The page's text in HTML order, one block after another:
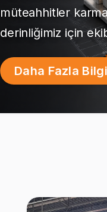
müteahhitler
derinliğimiz için
Daha Fazla Bilgi